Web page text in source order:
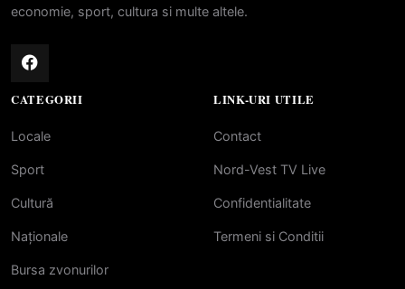
economie, sport, cultura si multe altele.
CATEGORII
Locale
Sport
Cultură
Naționale
Bursa zvonurilor
LINK-URI UTILE
Contact
Nord-Vest TV Live
Confidentialitate
Termeni si Conditii